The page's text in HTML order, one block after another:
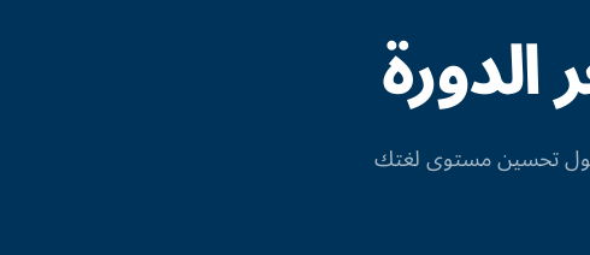
تحسين مستوى لغتك